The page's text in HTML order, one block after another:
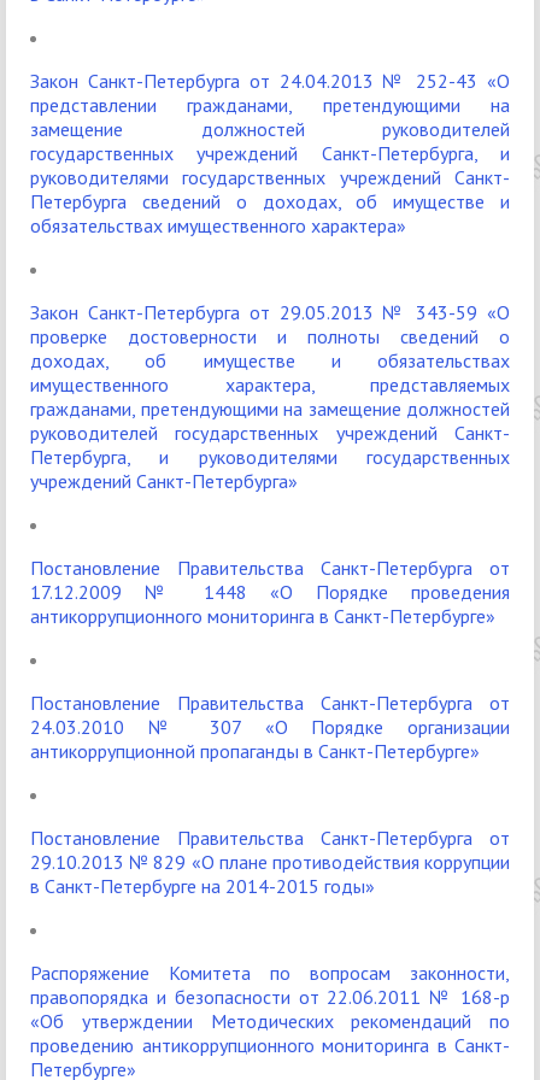
Закон Санкт-Петербурга от 24.04.2013 № 252-43 «О
представлении гражданами, претендующими на
замещение должностей руководителей
государственных учреждений Санкт-Петербурга, и
руководителями государственных учреждений Санкт-
Петербурга сведений о доходах, об имуществе и
обязательствах имущественного характера»
Закон Санкт-Петербурга от 29.05.2013 № 343-59 «О
проверке достоверности и полноты сведений о
доходах, об имуществе и обязательствах
имущественного характера, представляемых
гражданами, претендующими на замещение должностей
руководителей государственных учреждений Санкт-
Петербурга, и руководителями государственных
учреждений Санкт-Петербурга»
Постановление Правительства Санкт-Петербурга от
17.12.2009 № 1448 «О Порядке проведения
антикоррупционного мониторинга в Санкт-Петербурге»
Постановление Правительства Санкт-Петербурга от
24.03.2010 № 307 «О Порядке организации
антикоррупционной пропаганды в Санкт-Петербурге»
Постановление Правительства Санкт-Петербурга от
29.10.2013 № 829 «О плане противодействия коррупции
в Санкт-Петербурге на 2014-2015 годы»
Распоряжение Комитета по вопросам законности,
правопорядка и безопасности от 22.06.2011 № 168-р
«Об утверждении Методических рекомендаций по
проведению антикоррупционного мониторинга в Санкт-
Петербурге»